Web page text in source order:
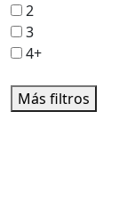
2
3
4+
Más filtros